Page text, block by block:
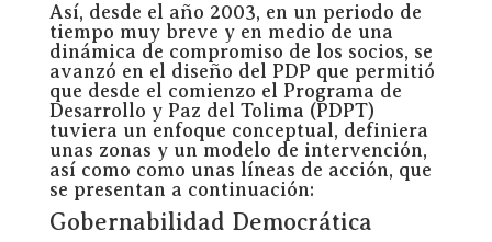
Así, desde el año 2003, en un periodo de
tiempo muy breve y en medio de una
dinámica de compromiso de los socios, se
avanzó en el diseño del PDP que permitió
que desde el comienzo el Programa de
Desarrollo y Paz del Tolima (PDPT)
tuviera un enfoque conceptual, definiera
unas zonas y un modelo de intervención,
así como como unas líneas de acción, que
se presentan a continuación:
Gobernabilidad Democrática